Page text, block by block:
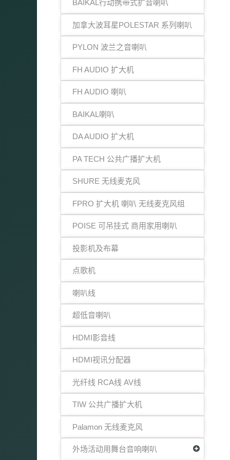
BAIKAL行动携带式扩音喇叭
加拿大波耳星POLESTAR 系列喇叭
PYLON 波兰之音喇叭
FH AUDIO 扩大机
FH AUDIO 喇叭
BAIKAL喇叭
DA AUDIO 扩大机
PA TECH 公共广播扩大机
SHURE 无线麦克风
FPRO 扩大机 喇叭 无线麦克风组
POISE 可吊挂式 商用家用喇叭
投影机及布幕
点歌机
喇叭线
超低音喇叭
HDMI影音线
HDMI视讯分配器
光纤线 RCA线 AV线
TIW 公共广播扩大机
Palamon 无线麦克风
外场活动用舞台音响喇叭